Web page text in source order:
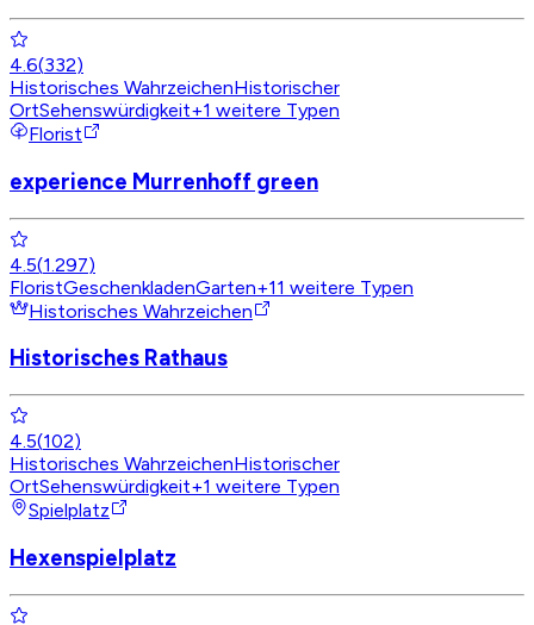
4.6(332)
Historisches WahrzeichenHistorischer
OrtSehenswürdigkeit+1 weitere Typen
Florist
experience Murrenhoff green
4.5(1.297)
FloristGeschenkladenGarten+11 weitere Typen
Historisches Wahrzeichen
Historisches Rathaus
4.5(102)
Historisches WahrzeichenHistorischer
OrtSehenswürdigkeit+1 weitere Typen
Spielplatz
Hexenspielplatz